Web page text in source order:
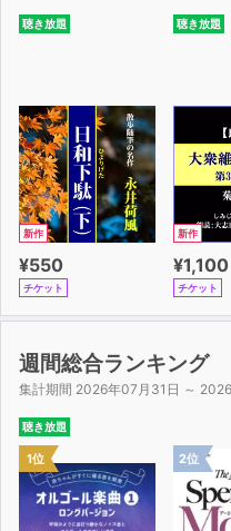
体系化した、誰もが一か
す。
コトバで相手の心を動か
の実践方法をステップご
「なぜあの人のコトバは
ぜ刺さるのか？」という
あなた自身がその「伝え
導いてくれます。
プライベートや仕事で「
本書で「感動的なコトバ
を実践すれば、
人間関係を壊したりする
たの思い通りに進み始め
人生の中で、あらゆるコ
「伝え方」を磨くことで、
聴き放題
新作
¥550
チケット
聴き放題
新作
¥1,100
チケット
週間総合ランキング
集計期間 2026年07月31日 ～
聴き放題
1位 2位